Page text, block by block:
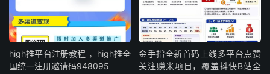
high推平台注册教程 ，high推全
国统一注册邀请码948095
金手指全新首码上线多平台点赞
关注赚米项目，覆盖抖快B站全